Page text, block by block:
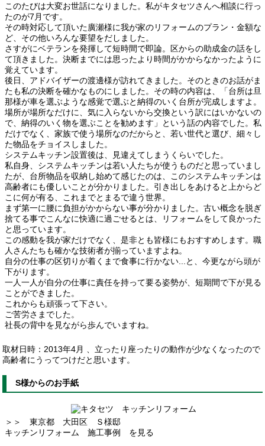
このたびは大変お世話になりました。私がキタセツさんへ相談に行っ
たのが7月です。
その時対応して頂いた廣瀬様に我が家のリフォームのプラン・金額な
ど、その他いろんな要望をだしました。
さすがにベテランを発揮して短時間で即論。区からの助成金の話をし
て頂きました。決断までには思ったより時間がかからなかったように
覚えています。
後日、アドバイザーの渡邊様が訪れてきました。そのときのお話がま
たも私の決断を確かなものにしました。その時の内容は、「台所は旦
那様が車を選ぶような感覚で選ぶと納得のいく台所が完成しますよ。
場所が場所なだけに、気に入らないから交換という訳にはいかないの
で、納得のいく物を選ぶことを勧めます」という話の内容でした。私
だけでなく、家族で使う場所なのだからと、若い世代と選び、細々し
た物品をチョイスしました。
システムキッチン設置後は、見違えてしまうくらいでした。
私自身、システムキッチンは若い人たちが使うものだと思っていまし
たが、台所物品を収納し始めて感じたのは、このシステムキッチンは
高齢者にも優しいことが分かりました。引き出しをあけると上からど
こに何が有る、これまでとまるで違う世界。
まず第一に腰に負担がかからない事が分かりました。古い概念を脱ぎ
捨てる事でこんなに快適に過ごせるとは、リフォームをして良かった
と思っています。
この感動を我が家だけでなく、是非とも皆様にもおすすめします。職
人さんたちも確かな技術者が揃っていますよね。
自分の仕事の区切りが着くまで食事に行かない...と、今更ながら頭が
下がります。
一人一人が自分の仕事に責任を持って要る姿勢が、短期間で下が見る
ことができました。
これからも頑張って下さい。
ご苦労さまでした。
社長の背中を見ながら歩んでいますね。
取材日時：2013年4月 、立ったり座ったりの動作が少なくなったので
高齢者にうってつけだと思います。
S様からのお手紙
＞＞ 東京都 大田区 Ｓ様邸
キッチンリフォーム 施工事例 を見る